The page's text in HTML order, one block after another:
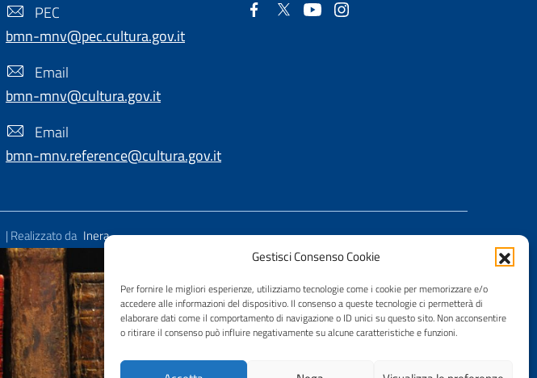
Gestisci Consenso Cookie
Per fornire le migliori esperienze, utilizziamo tecnologie come i cookie per memorizzare e/o
accedere alle informazioni del dispositivo. Il consenso a queste tecnologie ci permetterà di
elaborare dati come il comportamento di navigazione o ID unici su questo sito. Non acconsentire
o ritirare il consenso può influire negativamente su alcune caratteristiche e funzioni.
PEC
bmn-mnv@pec.cultura.gov.it
Email
bmn-mnv@cultura.gov.it
Email
bmn-mnv.reference@cultura.gov.it
| Realizzato da Inera